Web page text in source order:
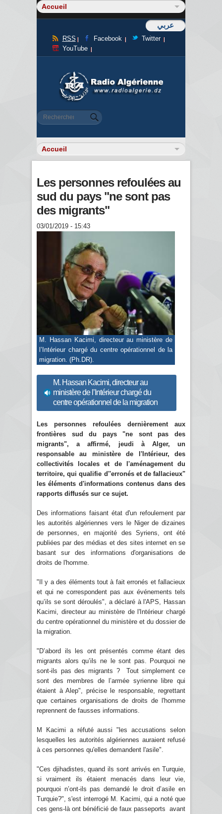
عربي
RSS Facebook
Twitter
YouTube
Formulaire de recherche
Rechercher
Les personnes refoulées au
sud du pays "ne sont pas
des migrants"
03/01/2019 - 15:43
M. Hassan Kacimi, directeur au ministère de
l’Intérieur chargé du centre opérationnel de la
migration. (Ph.DR).
M. Hassan Kacimi, directeur au
ministère de l’Intérieur chargé du
centre opérationnel de la migration
Les personnes refoulées dernièrement aux
frontières sud du pays "ne sont pas des
migrants", a affirmé, jeudi à Alger, un
responsable au ministère de l'Intérieur, des
collectivités locales et de l'aménagement du
territoire, qui qualifie d''erronés et de fallacieux"
les éléments d'informations contenus dans des
rapports diffusés sur ce sujet.
Des informations faisant état d'un refoulement par
les autorités algériennes vers le Niger de dizaines
de personnes, en majorité des Syriens, ont été
publiées par des médias et des sites internet en se
basant sur des informations d'organisations de
droits de l'homme.
"Il y a des éléments tout à fait erronés et fallacieux
et qui ne correspondent pas aux événements tels
qu’ils se sont déroulés", a déclaré à l'APS, Hassan
Kacimi, directeur au ministère de l'Intérieur chargé
du centre opérationnel du ministère et du dossier de
la migration.
"D’abord ils les ont présentés comme étant des
migrants alors qu’ils ne le sont pas. Pourquoi ne
sont-ils pas des migrants ? Tout simplement ce
sont des membres de l’armée syrienne libre qui
étaient à Alep", précise le responsable, regrettant
que certaines organisations de droits de l'homme
reprennent de fausses informations.
M Kacimi a réfuté aussi "les accusations selon
lesquelles les autorités algériennes auraient refusé
à ces personnes qu'elles demandent l'asile".
"Ces djihadistes, quand ils sont arrivés en Turquie,
si vraiment ils étaient menacés dans leur vie,
pourquoi n’ont-ils pas demandé le droit d’asile en
Turquie?", s'est interrogé M. Kacimi, qui a noté que
ces gens-là ont bénéficié de faux passeports avant